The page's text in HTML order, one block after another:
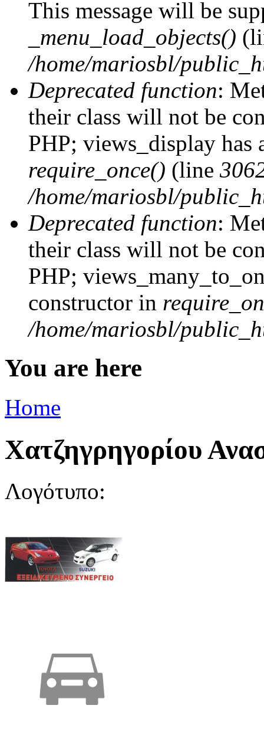
This message will be
_menu_load_objects()
/home/mariosbl/
Deprecated function:
their class will not be
PHP; views_display has
require_once() (line
/home/mariosbl/
Deprecated function:
their class will not be
PHP;
constructor in
/home/mariosbl/
You are here
Home
Χατζηγρηγορίου
Λογότυπο: